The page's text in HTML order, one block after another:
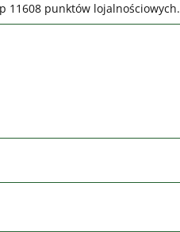
11608 punktów lojalnościowych.